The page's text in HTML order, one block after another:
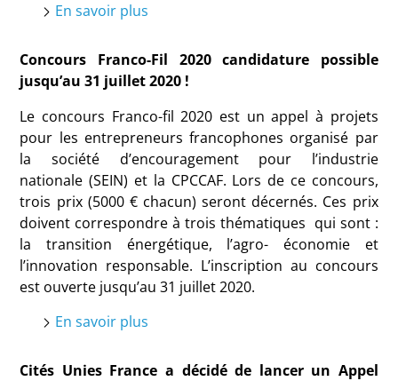
En savoir plus
Concours Franco-Fil 2020 candidature possible
jusqu’au 31 juillet 2020 !
Le concours Franco-fil 2020 est un appel à projets
pour les entrepreneurs francophones organisé par
la société d’encouragement pour l’industrie
nationale (SEIN) et la CPCCAF. Lors de ce concours,
trois prix (5000 € chacun) seront décernés. Ces prix
doivent correspondre à trois thématiques qui sont :
la transition énergétique, l’agro- économie et
l’innovation responsable. L’inscription au concours
est ouverte jusqu’au 31 juillet 2020.
En savoir plus
Cités Unies France a décidé de lancer un Appel